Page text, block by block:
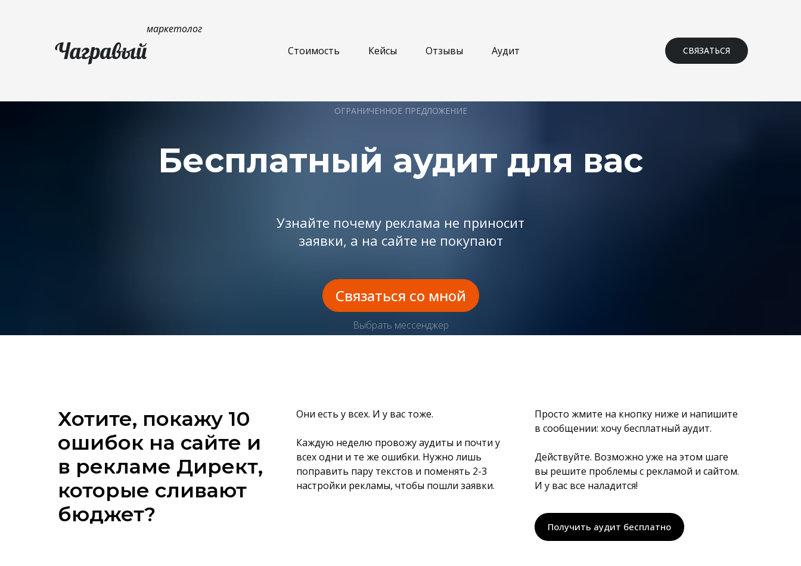
Стоимость Кейсы Отзывы Аудит СВЯЗАТЬСЯ
маркетолог
ОГРАНИЧЕННОЕ ПРЕДЛОЖЕНИЕ
Бесплатный аудит для вас
Узнайте почему реклама не приносит
заявки, а на сайте не покупают
Связаться со мной
Выбрать мессенджер
Хотите, покажу 10
ошибок на сайте и
в рекламе Директ,
которые сливают
бюджет?
Они есть у всех. И у вас тоже.
Каждую неделю провожу аудиты и почти у
всех одни и те же ошибки. Нужно лишь
поправить пару текстов и поменять 2-3
настройки рекламы, чтобы пошли заявки.
Получить аудит бесплатно
Просто жмите на кнопку ниже и напишите
в сообщении: хочу бесплатный аудит.
Действуйте. Возможно уже на этом шаге
вы решите проблемы с рекламой и сайтом.
И у вас все наладится!